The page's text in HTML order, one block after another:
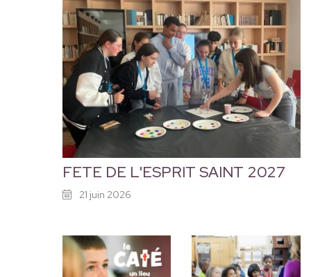
FETE DE L'ESPRIT SAINT 2027
21 juin 2026